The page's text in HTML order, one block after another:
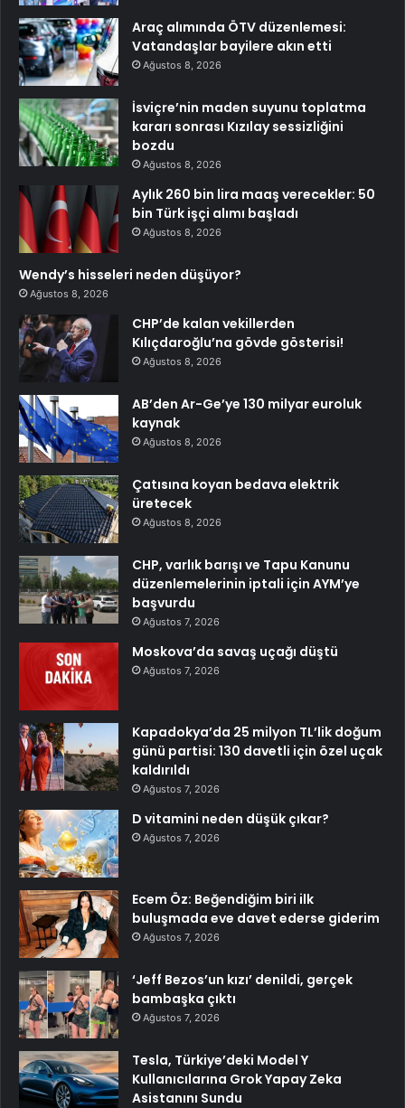
Araç alımında ÖTV düzenlemesi:
Vatandaşlar bayilere akın etti
Ağustos 8, 2026
İsviçre’nin maden suyunu toplatma
kararı sonrası Kızılay sessizliğini
bozdu
Ağustos 8, 2026
Aylık 260 bin lira maaş verecekler: 50
bin Türk işçi alımı başladı
Ağustos 8, 2026
Wendy’s hisseleri neden düşüyor?
Ağustos 8, 2026
CHP’de kalan vekillerden
Kılıçdaroğlu’na gövde gösterisi!
Ağustos 8, 2026
AB’den Ar-Ge’ye 130 milyar euroluk
kaynak
Ağustos 8, 2026
Çatısına koyan bedava elektrik
üretecek
Ağustos 8, 2026
CHP, varlık barışı ve Tapu Kanunu
düzenlemelerinin iptali için AYM’ye
başvurdu
Ağustos 7, 2026
Moskova’da savaş uçağı düştü
Ağustos 7, 2026
Kapadokya’da 25 milyon TL’lik doğum
günü partisi: 130 davetli için özel uçak
kaldırıldı
Ağustos 7, 2026
D vitamini neden düşük çıkar?
Ağustos 7, 2026
Ecem Öz: Beğendiğim biri ilk
buluşmada eve davet ederse giderim
Ağustos 7, 2026
‘Jeff Bezos’un kızı’ denildi, gerçek
bambaşka çıktı
Ağustos 7, 2026
Tesla, Türkiye’deki Model Y
Kullanıcılarına Grok Yapay Zeka
Asistanını Sundu